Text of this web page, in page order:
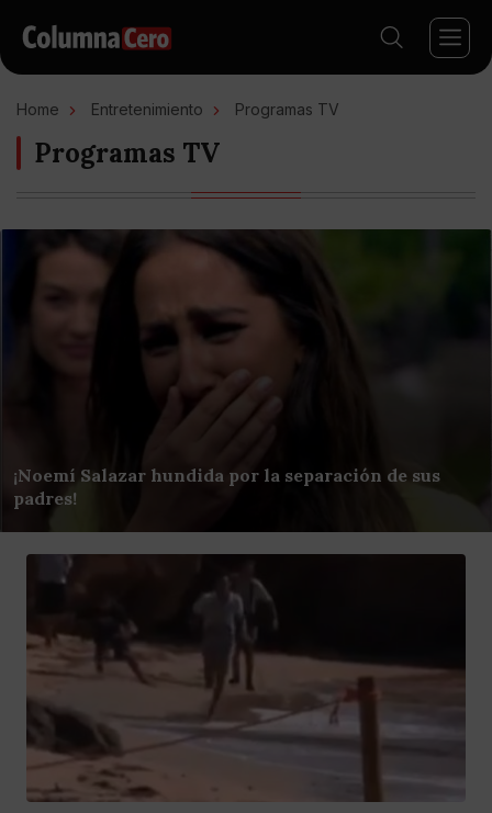
Home Entretenimiento Programas TV
Programas TV
¡Noemí Salazar hundida por la separación de sus
padres!